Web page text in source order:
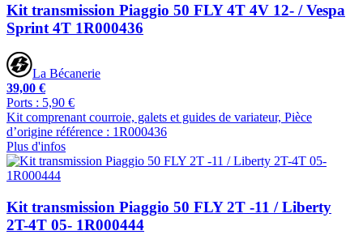
Kit transmission Piaggio 50 FLY 4T 4V 12- / Vespa
Sprint 4T 1R000436
La Bécanerie
39,00 €
Ports : 5,90 €
Kit comprenant courroie, galets et guides de variateur, Pièce
d’origine référence : 1R000436
Plus d'infos
Kit transmission Piaggio 50 FLY 2T -11 / Liberty
2T-4T 05- 1R000444